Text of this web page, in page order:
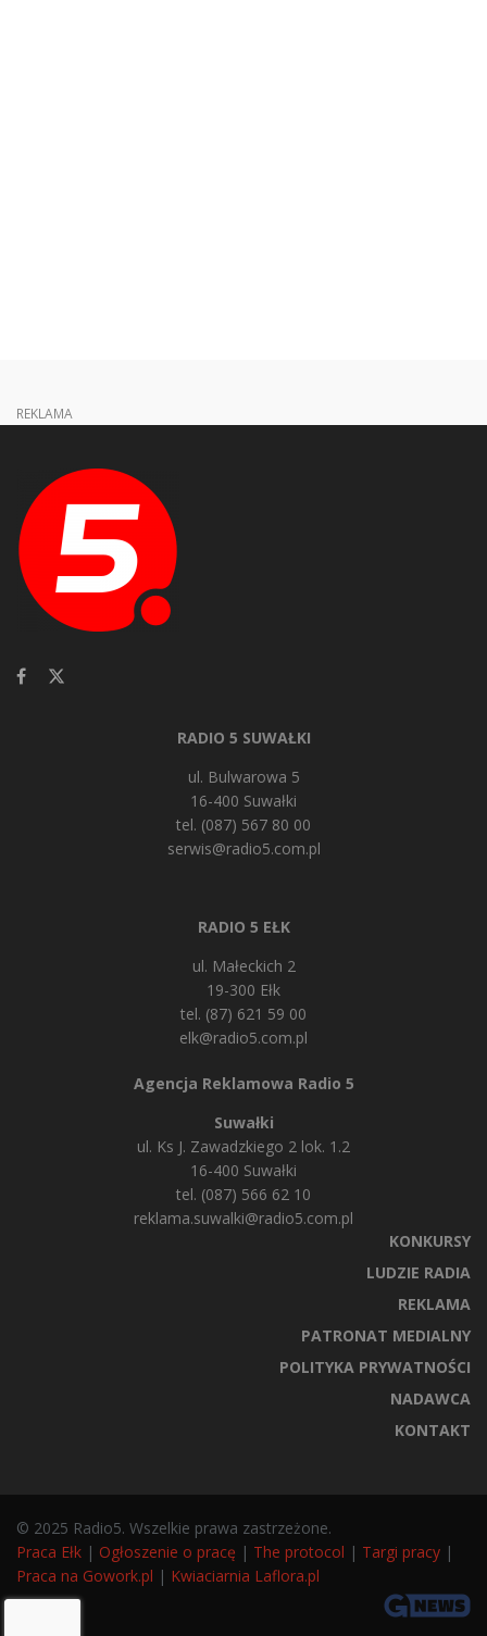
REKLAMA
RADIO 5 SUWAŁKI
ul. Bulwarowa 5
16-400 Suwałki
tel. (087) 567 80 00
serwis@radio5.com.pl
RADIO 5 EŁK
ul. Małeckich 2
19-300 Ełk
tel. (87) 621 59 00
elk@radio5.com.pl
Agencja Reklamowa Radio 5
Suwałki
ul. Ks J. Zawadzkiego 2 lok. 1.2
16-400 Suwałki
tel. (087) 566 62 10
reklama.suwalki@radio5.com.pl
KONKURSY
LUDZIE RADIA
REKLAMA
PATRONAT MEDIALNY
POLITYKA PRYWATNOŚCI
NADAWCA
KONTAKT
© 2025 Radio5. Wszelkie prawa zastrzeżone.
Praca Ełk | Ogłoszenie o pracę | The protocol | Targi pracy |
Praca na Gowork.pl | Kwiaciarnia Laflora.pl